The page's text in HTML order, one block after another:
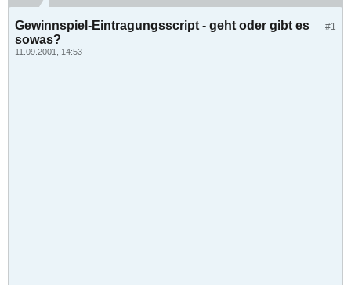
#1
Gewinnspiel-Eintragungsscript - geht oder gibt es
sowas?
11.09.2001, 14:53